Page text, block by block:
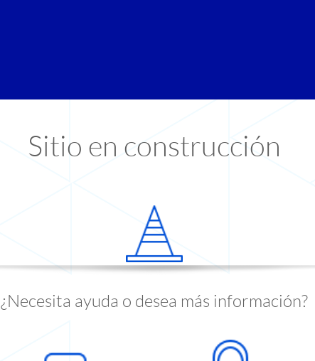
Sitio en construcción
¿Necesita ayuda o desea más información?